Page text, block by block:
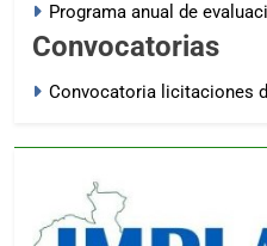
Programa anual de
Convocatorias
Convocatoria licitaciones